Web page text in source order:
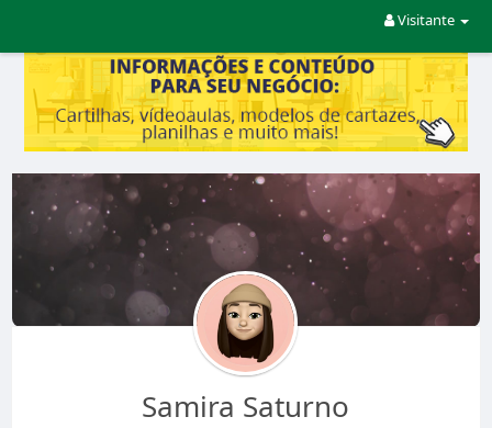
Visitante
Samira Saturno